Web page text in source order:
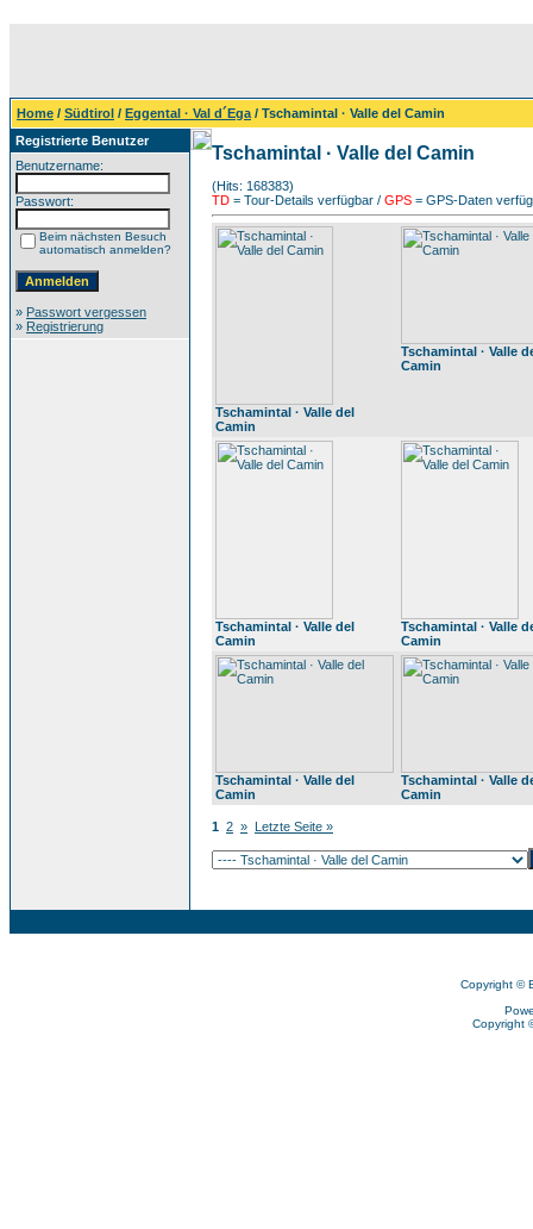
Home / Südtirol / Eggental · Val d´Ega / Tschamintal · Valle del Camin
Registrierte Benutzer
Benutzername:
Passwort:
Beim nächsten Besuch
automatisch anmelden?
» Passwort vergessen
» Registrierung
Tschamintal · Valle del Camin
(Hits: 168383)
TD = Tour-Details verfügbar / GPS = GPS-Daten
Tschamintal · Valle del
Camin
Tschamintal · Valle
Camin
Tschamintal · Valle del
Camin
Tschamintal · Valle
Camin
Tschamintal · Valle del
Camin
Tschamintal · Valle
Camin
1 2 » Letzte Seite »
Copyright ©
Copyright